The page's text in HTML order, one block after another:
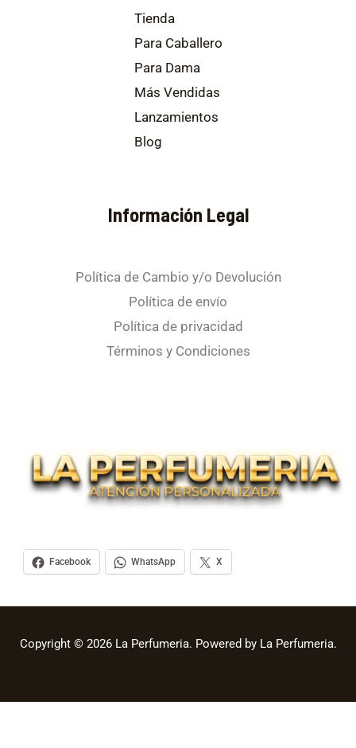
Tienda
Para Caballero
Para Dama
Más Vendidas
Lanzamientos
Blog
Información Legal
Política de Cambio y/o Devolución
Política de envío
Política de privacidad
Términos y Condiciones
Facebook WhatsApp X
Copyright © 2026 La Perfumeria. Powered by La Perfumeria.